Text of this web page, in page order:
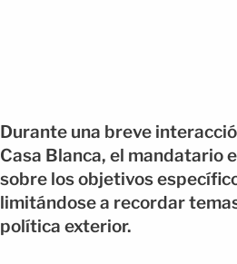
Durante una breve
Casa Blanca, el mandatario
sobre los objetivos
limitándose a recordar
política exterior.